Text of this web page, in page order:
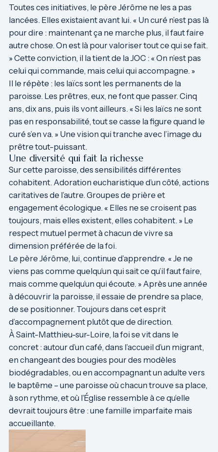
Toutes ces initiatives, le père Jérôme ne les a pas
lancées. Elles existaient avant lui. « Un curé n’est pas là
pour dire : maintenant ça ne marche plus, il faut faire
autre chose. On est là pour valoriser tout ce qui se fait.
» Cette conviction, il la tient de la JOC : « On n’est pas
celui qui commande, mais celui qui accompagne. »
Il le répète : les laïcs sont les permanents de la
paroisse. Les prêtres, eux, ne font que passer. Cinq
ans, dix ans, puis ils vont ailleurs. « Si les laïcs ne sont
pas en responsabilité, tout se casse la figure quand le
curé s’en va. » Une vision qui tranche avec l’image du
prêtre tout-puissant.
Une diversité qui fait la richesse
Sur cette paroisse, des sensibilités différentes
cohabitent. Adoration eucharistique d’un côté, actions
caritatives de l’autre. Groupes de prière et
engagement écologique. « Elles ne se croisent pas
toujours, mais elles existent, elles cohabitent. » Le
respect mutuel permet à chacun de vivre sa
dimension préférée de la foi.
Le père Jérôme, lui, continue d’apprendre. « Je ne
viens pas comme quelqu’un qui sait ce qu’il faut faire,
mais comme quelqu’un qui écoute. » Après une année
à découvrir la paroisse, il essaie de prendre sa place,
de se positionner. Toujours dans cet esprit
d’accompagnement plutôt que de direction.
À Saint-Matthieu-sur-Loire, la foi se vit dans le
concret : autour d’un café, dans l’accueil d’un migrant,
en changeant des bougies pour des modèles
biodégradables, ou en accompagnant un adulte vers
le baptême – une paroisse où chacun trouve sa place,
à son rythme, et où l’Église ressemble à ce qu’elle
devrait toujours être : une famille imparfaite mais
accueillante.